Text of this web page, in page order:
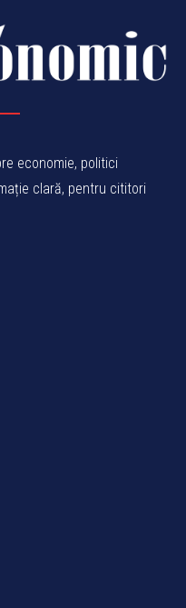
economie, politici
clară, pentru cititori